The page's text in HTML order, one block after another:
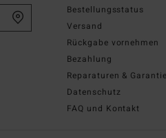
Bestellungsstatus
Versand
Rückgabe vornehmen
Bezahlung
Reparaturen & Garantie
Datenschutz
FAQ und Kontakt